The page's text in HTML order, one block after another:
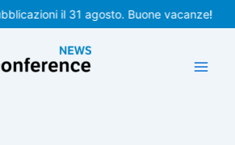
il 31 agosto. Buone vacanze!